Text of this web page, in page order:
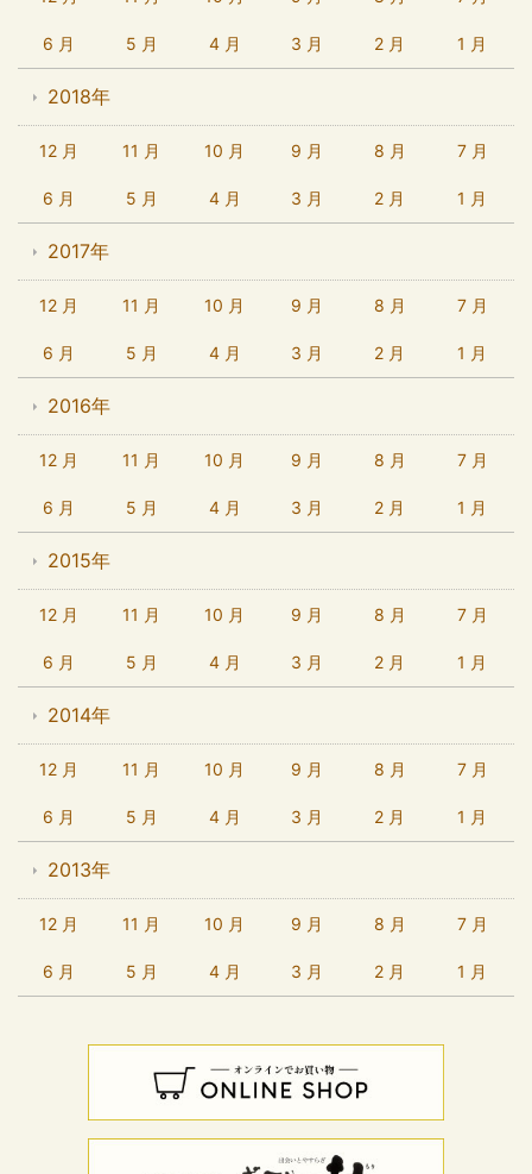
6 月 5 月 4 月 3 月 2 月 1 月
2018年
12 月 11 月 10 月 9 月 8 月 7 月
6 月 5 月 4 月 3 月 2 月 1 月
2017年
12 月 11 月 10 月 9 月 8 月 7 月
6 月 5 月 4 月 3 月 2 月 1 月
2016年
12 月 11 月 10 月 9 月 8 月 7 月
6 月 5 月 4 月 3 月 2 月 1 月
2015年
12 月 11 月 10 月 9 月 8 月 7 月
6 月 5 月 4 月 3 月 2 月 1 月
2014年
12 月 11 月 10 月 9 月 8 月 7 月
6 月 5 月 4 月 3 月 2 月 1 月
2013年
12 月 11 月 10 月 9 月 8 月 7 月
6 月 5 月 4 月 3 月 2 月 1 月